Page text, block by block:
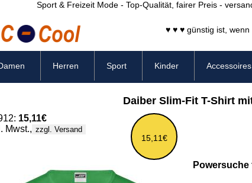
Sport & Freizeit Mode - Top-Qualität, fairer Preis -
♥ ♥ ♥ günstig ist, wenn
Herren Sport Kinder Accessoires
Daiber Slim-Fit T-Shirt
15,11€
15,11€
Mwst., zzgl. Versand
Powersuche